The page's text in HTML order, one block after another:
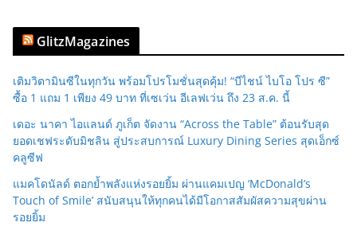
GlitzMagazines
เติมวิตามินซีในทุกวัน พร้อมโปรโมชั่นสุดคุ้ม! “บีไชน์ ไบโอ โปร ซี”
ซื้อ 1 แถม 1 เพียง 49 บาท ที่เซเว่น อีเลฟเว่น ถึง 23 ส.ค. นี้
เดอะ นาคา ไอแลนด์ ภูเก็ต จัดงาน “Across the Table” ต้อนรับสุด
ยอดเชฟระดับมิชลิน สู่ประสบการณ์ Luxury Dining Series สุดเอ็กซ์
คลูซีฟ
แมคโดนัลด์ ตอกย้ำพลังแห่งรอยยิ้ม ผ่านแคมเปญ ‘McDonald’s
Touch of Smile’ สนับสนุนให้ทุกคนได้มีโอกาสสัมผัสความสุขผ่าน
รอยยิ้ม